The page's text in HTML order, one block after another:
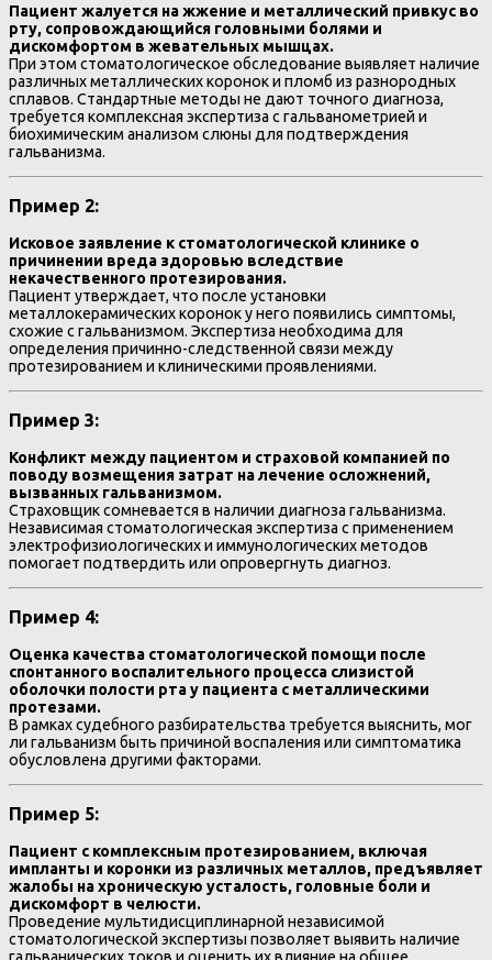
Пациент жалуется на жжение и металлический привкус во
рту, сопровождающийся головными болями и
дискомфортом в жевательных мышцах.
При этом стоматологическое обследование выявляет наличие
различных металлических коронок и пломб из разнородных
сплавов. Стандартные методы не дают точного диагноза,
требуется комплексная экспертиза с гальванометрией и
биохимическим анализом слюны для подтверждения
гальванизма.
Пример 2:
Исковое заявление к стоматологической клинике о
причинении вреда здоровью вследствие
некачественного протезирования.
Пациент утверждает, что после установки
металлокерамических коронок у него появились симптомы,
схожие с гальванизмом. Экспертиза необходима для
определения причинно-следственной связи между
протезированием и клиническими проявлениями.
Пример 3:
Конфликт между пациентом и страховой компанией по
поводу возмещения затрат на лечение осложнений,
вызванных гальванизмом.
Страховщик сомневается в наличии диагноза гальванизма.
Независимая стоматологическая экспертиза с применением
электрофизиологических и иммунологических методов
помогает подтвердить или опровергнуть диагноз.
Пример 4:
Оценка качества стоматологической помощи после
спонтанного воспалительного процесса слизистой
оболочки полости рта у пациента с металлическими
протезами.
В рамках судебного разбирательства требуется выяснить, мог
ли гальванизм быть причиной воспаления или симптоматика
обусловлена другими факторами.
Пример 5:
Пациент с комплексным протезированием, включая
импланты и коронки из различных металлов, предъявляет
жалобы на хроническую усталость, головные боли и
дискомфорт в челюсти.
Проведение мультидисциплинарной независимой
стоматологической экспертизы позволяет выявить наличие
гальванических токов и оценить их влияние на общее